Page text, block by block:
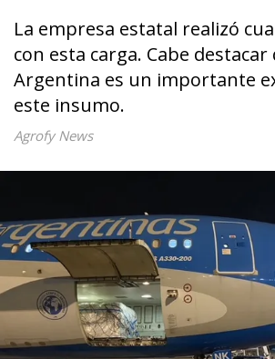
La empresa estatal realizó
con esta carga. Cabe destacar
Argentina es un importante
este insumo.
Agrofy News